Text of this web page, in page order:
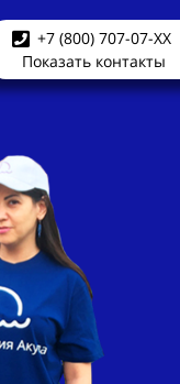
+7 (800) 707-07-XX
Показать контакты